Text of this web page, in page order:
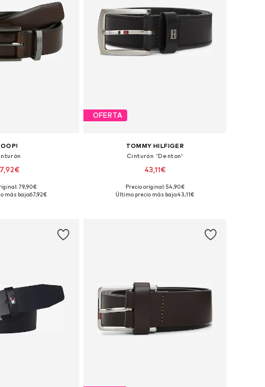
90, 95, 100, 105, 110
79,90€
más bajo:67,92€
OFERTA
TOMMY HILFIGER
Cinturón 'Denton'
43,11€
Disponible en muchas tallas
Precio original: 54,90€
Último precio más bajo:43,11€